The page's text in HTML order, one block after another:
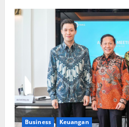
Business Keuangan